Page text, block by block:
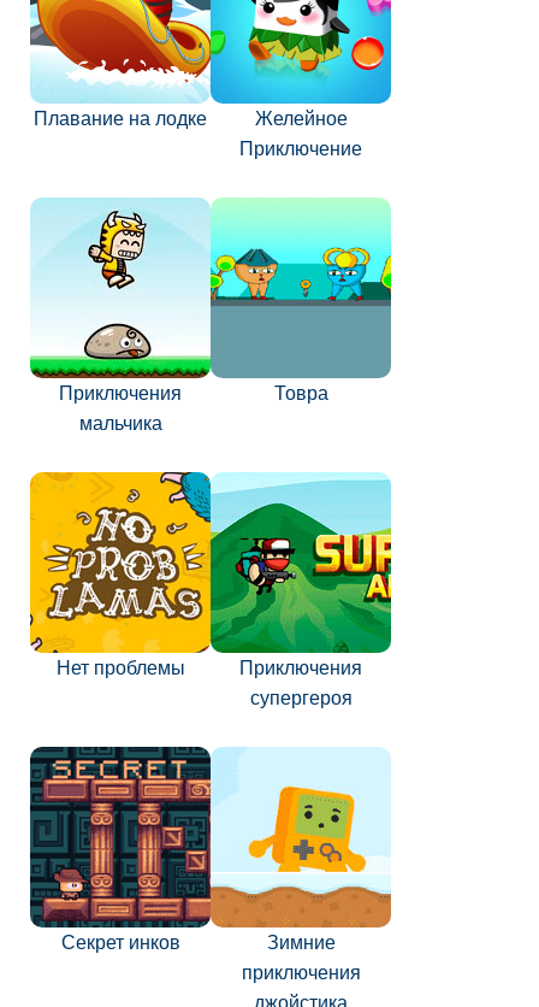
Плавание на лодке
Желейное
Приключение
Приключения
мальчика
Товра
Нет проблемы
Приключения
супергероя
Секрет инков
Зимние
приключения